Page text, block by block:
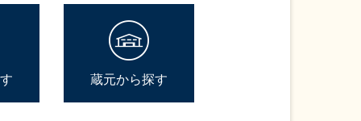
蔵元から探す